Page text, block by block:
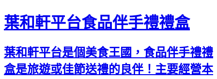
葉和軒平台食品伴手禮禮盒
葉和軒平台是個美食王國，食品伴手禮禮
盒是旅遊或佳節送禮的良伴！主要經營本